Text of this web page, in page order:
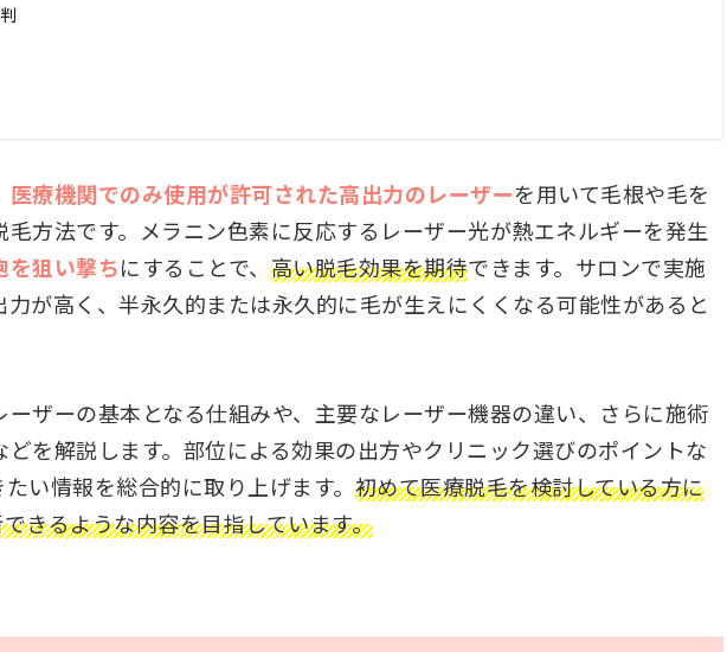
医療機関でのみ使用が許可された高出力のレーザーを用いて毛根や毛を
方法です。メラニン色素に反応するレーザー光が熱エネルギーを発生
を狙い撃ちにすることで、 高い脱毛効果を期待できます。サロンで実施
力が高く、半永久的または永久的に毛が生えにくくなる可能性があると
ザーの基本となる仕組みや、主要なレーザー機器の違い、さらに施術
を解説します。部位による効果の出方やクリニック選びのポイントな
い情報を総合的に取り上げます。 初めて医療脱毛を検討している方に
きるような内容を目指しています。